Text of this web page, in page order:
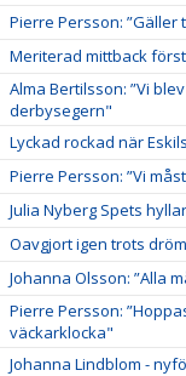
Pierre Persson: ”Gäller
Meriterad mittback
Alma Bertilsson: ”Vi
derbysegern"
Lyckad rockad när
Pierre Persson: ”Vi
Julia Nyberg Spets
Oavgjort igen trots
Johanna Olsson: ”Alla
Pierre Persson:
väckarklocka"
Johanna Lindblom -